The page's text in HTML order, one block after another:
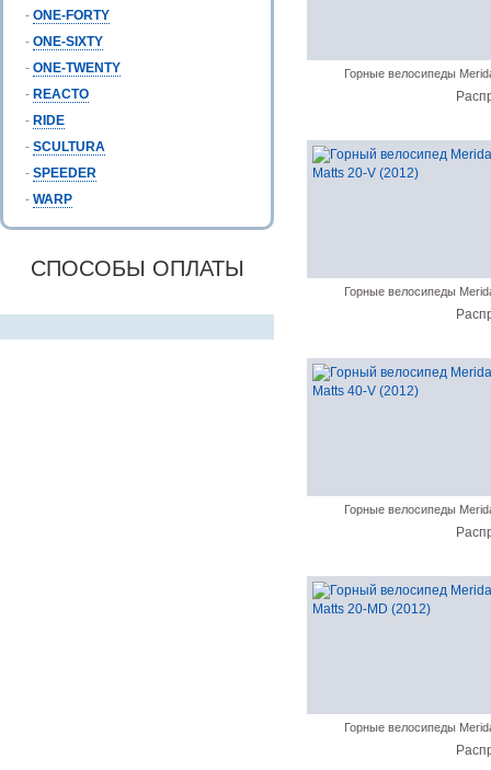
- ONE-FORTY
- ONE-SIXTY
- ONE-TWENTY
- REACTO
- RIDE
- SCULTURA
- SPEEDER
- WARP
СПОСОБЫ ОПЛАТЫ
Горные велосипеды
Горные велосипеды
Горные велосипеды
Горные велосипеды